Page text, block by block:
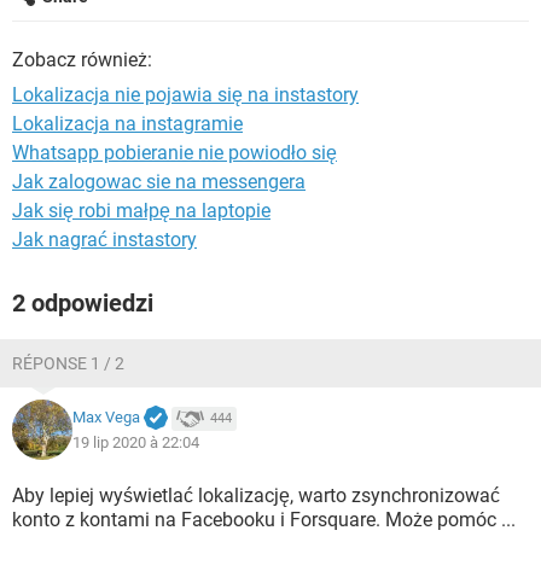
Zobacz również:
Lokalizacja nie pojawia się na instastory
Lokalizacja na instagramie
Whatsapp pobieranie nie powiodło się
Jak zalogowac sie na messengera
Jak się robi małpę na laptopie
Jak nagrać instastory
2 odpowiedzi
RÉPONSE 1 / 2
Max Vega 444
19 lip 2020 à 22:04
Aby lepiej wyświetlać lokalizację, warto zsynchronizować
konto z kontami na Facebooku i Forsquare. Może pomóc ...